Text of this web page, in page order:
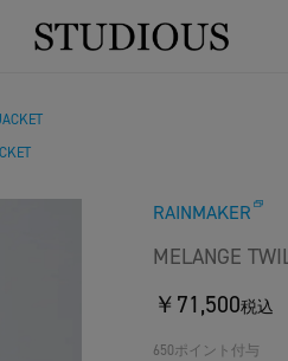
RAINMAKER
MELANGE
￥71,500税込
650ポイント付与